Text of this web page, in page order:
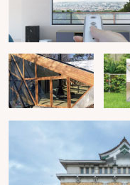
納めたいという要望が
いているため、戸が内
麗に納まるよう、新た